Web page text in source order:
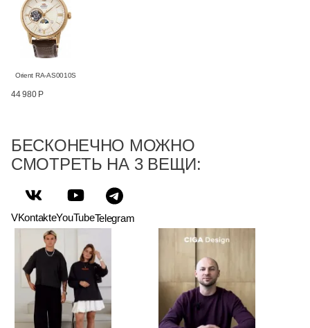
Orient RA-AS0010S
44 980 Р
БЕСКОНЕЧНО МОЖНО
СМОТРЕТЬ НА 3 ВЕЩИ:
VKontakteYouTubeTelegram